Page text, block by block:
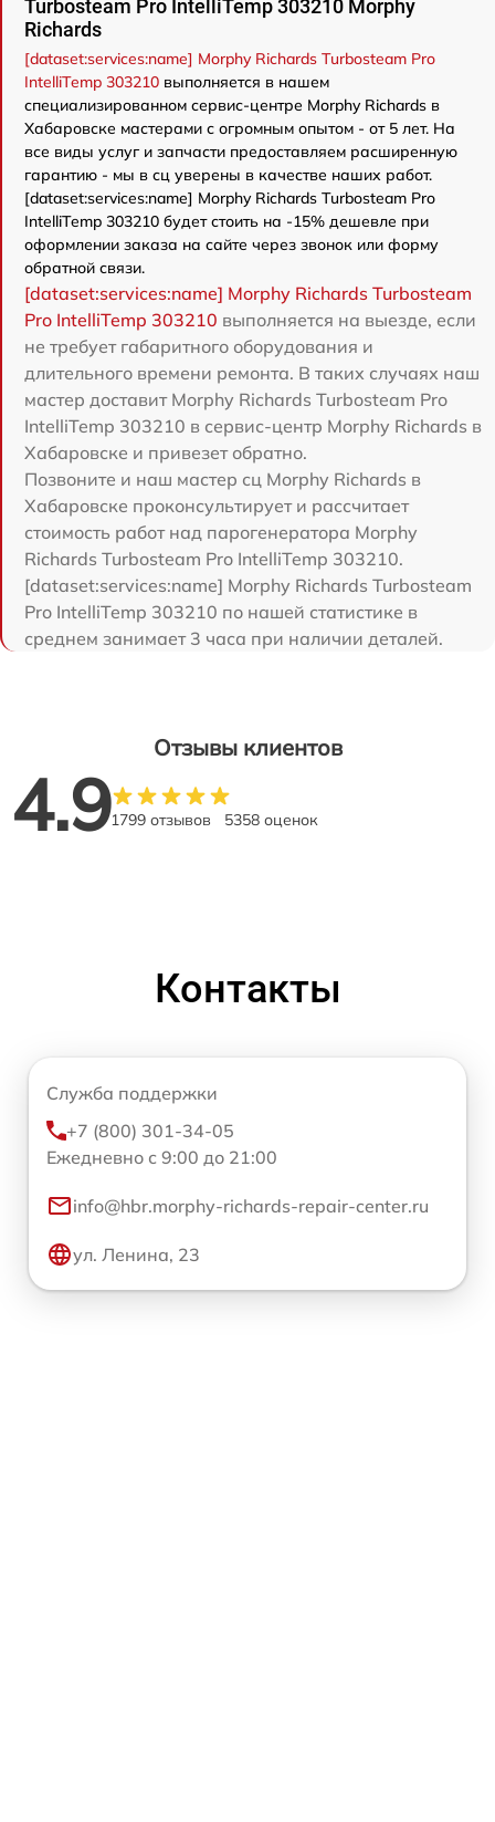
Turbosteam Pro IntelliTemp 303210 Morphy
Richards
[dataset:services:name] Morphy Richards Turbosteam Pro
IntelliTemp 303210 выполняется в нашем
специализированном сервис-центре Morphy Richards в
Хабаровске мастерами с огромным опытом - от 5 лет. На
все виды услуг и запчасти предоставляем расширенную
гарантию - мы в сц уверены в качестве наших работ.
[dataset:services:name] Morphy Richards Turbosteam Pro
IntelliTemp 303210 будет стоить на -15% дешевле при
оформлении заказа на сайте через звонок или форму
обратной связи.
[dataset:services:name] Morphy Richards Turbosteam
Pro IntelliTemp 303210 выполняется на выезде, если
не требует габаритного оборудования и
длительного времени ремонта. В таких случаях наш
мастер доставит Morphy Richards Turbosteam Pro
IntelliTemp 303210 в сервис-центр Morphy Richards в
Хабаровске и привезет обратно.
Позвоните и наш мастер сц Morphy Richards в
Хабаровске проконсультирует и рассчитает
стоимость работ над парогенератора Morphy
Richards Turbosteam Pro IntelliTemp 303210.
[dataset:services:name] Morphy Richards Turbosteam
Pro IntelliTemp 303210 по нашей статистике в
среднем занимает 3 часа при наличии деталей.
Отзывы клиентов
4.91799 отзывов 5358 оценок
Контакты
Служба поддержки
+7 (800) 301-34-05
Ежедневно с 9:00 до 21:00
info@hbr.morphy-richards-repair-center.ru
ул. Ленина, 23